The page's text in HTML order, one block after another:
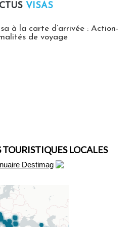
VISAS
à la carte d’arrivée : Action-
de voyage
TOURISTIQUES LOCALES